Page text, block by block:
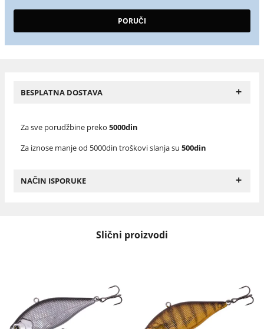
BESPLATNA DOSTAVA +
Za sve porudžbine preko 5000din
Za iznose manje od 5000din troškovi slanja su 500din
NAČIN ISPORUKE +
Slični proizvodi